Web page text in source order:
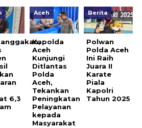
6,3
Aceh
Kapolda
Aceh
Kunjungi
Ditlantas
Polda
Aceh,
Tekankan
Peningkatan
Pelayanan
kepada
Masyarakat
Berita
Polwan
Polda Aceh
Ini Raih
Juara II
Karate
Piala
Kapolri
Tahun 2025